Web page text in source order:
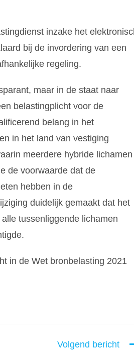
inzake het
bij de invordering van een
regeling.
maar in de staat naar
belastingplicht voor de
belang in het
in het land van vestiging
meerdere hybride lichamen
de voorwaarde dat de
hebben in de
duidelijk gemaakt dat het
tussenliggende lichamen
in de Wet bronbelasting 2021
Volgend bericht